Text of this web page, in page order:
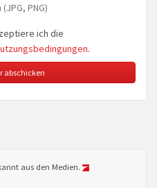
PNG)
ich die
.
aus den Medien.